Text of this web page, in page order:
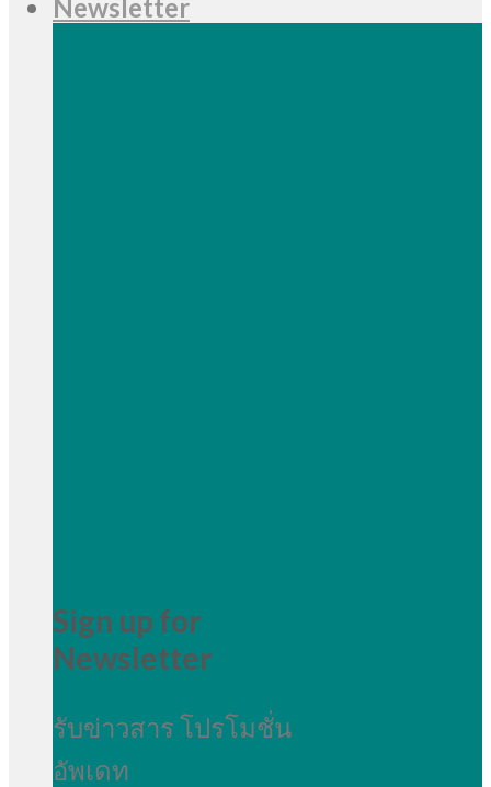
Newsletter
Sign up for
Newsletter
รับข่าวสาร โปรโมชั่น
อัพเดท